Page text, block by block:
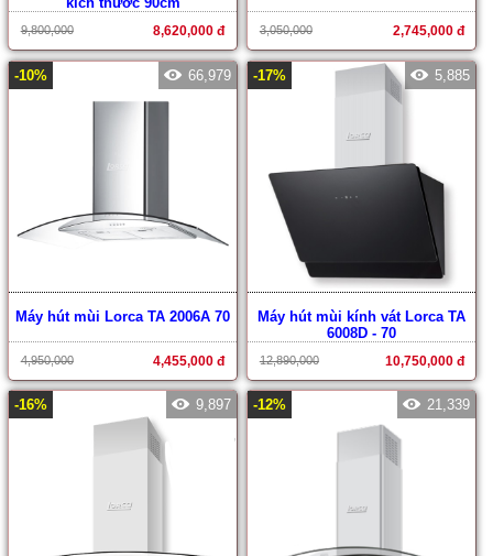
9,800,000 8,620,000 đ 3,050,000 2,745,000 đ
-10% 66,979
Máy hút mùi Lorca TA 2006A 70
4,950,000 4,455,000 đ
-17% 5,885
Máy hút mùi kính vát Lorca TA
6008D - 70
12,890,000 10,750,000 đ
-16% 9,897 -12% 21,339